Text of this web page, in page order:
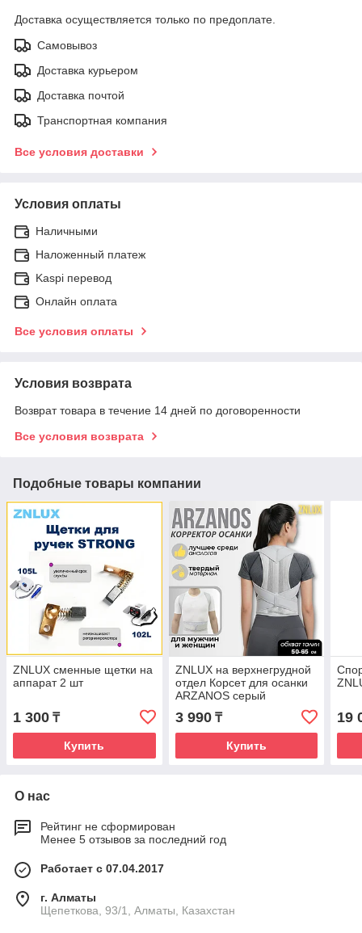
Доставка осуществляется только по предоплате.
Самовывоз
Доставка курьером
Доставка почтой
Транспортная компания
Все условия доставки
Условия оплаты
Наличными
Наложенный платеж
Kaspi перевод
Онлайн оплата
Все условия оплаты
Условия возврата
Возврат товара в течение 14 дней по договоренности
Все условия возврата
Подобные товары компании
ZNLUX сменные щетки на
аппарат 2 шт
1 300 ₸
Купить
ZNLUX на верхнегрудной
отдел Корсет для осанки
ARZANOS серый
3 990₸
Купить
19
О нас
Рейтинг не сформирован
Менее 5 отзывов за последний год
Работает с 07.04.2017
г. Алматы
Щепеткова, 93/1, Алматы, Казахстан